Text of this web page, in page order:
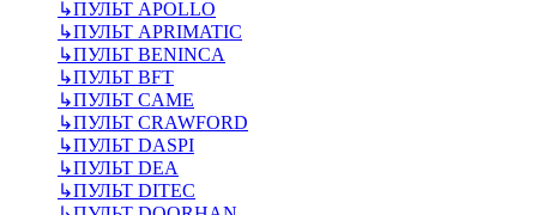
↳ПУЛЬТ APOLLO
↳ПУЛЬТ APRIMATIC
↳ПУЛЬТ BENINCA
↳ПУЛЬТ BFT
↳ПУЛЬТ CAME
↳ПУЛЬТ CRAWFORD
↳ПУЛЬТ DASPI
↳ПУЛЬТ DEA
↳ПУЛЬТ DITEC